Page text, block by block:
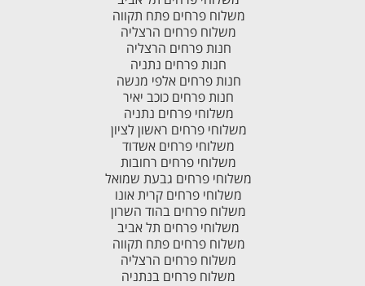
משלוח פרחים פתח תקווה
משלוח פרחים הרצליה
חנות פרחים הרצליה
חנות פרחים נתניה
חנות פרחים אלפי מנשה
חנות פרחים כוכב יאיר
משלוחי פרחים נתניה
משלוחי פרחים ראשון לציון
משלוחי פרחים אשדוד
משלוחי פרחים רחובות
משלוחי פרחים גבעת שמואל
משלוחי פרחים קרית אונו
משלוח פרחים בהוד השרון
משלוחי פרחים תל אביב
משלוח פרחים פתח תקווה
משלוח פרחים הרצליה
משלוח פרחים בנתניה